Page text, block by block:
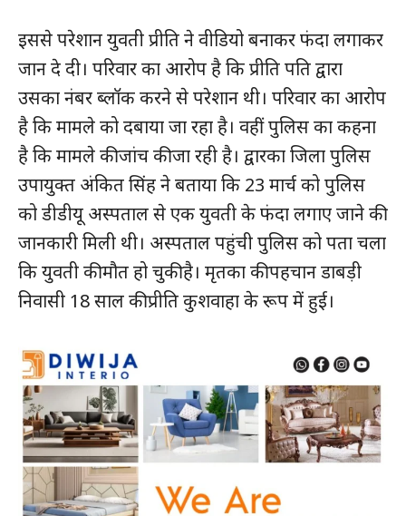
इससे परेशान युवती प्रीति ने वीडियो बनाकर फंदा लगाकर
जान दे दी। परिवार का आरोप है कि प्रीति पति द्वारा
उसका नंबर ब्लॉक करने से परेशान थी। परिवार का आरोप
है कि मामले को दबाया जा रहा है। वहीं पुलिस का कहना
है कि मामले की जांच की जा रही है। द्वारका जिला पुलिस
उपायुक्त अंकित सिंह ने बताया कि 23 मार्च को पुलिस
को डीडीयू अस्पताल से एक युवती के फंदा लगाए जाने की
जानकारी मिली थी। अस्पताल पहुंची पुलिस को पता चला
कि युवती की मौत हो चुकी है। मृतका की पहचान डाबड़ी
निवासी 18 साल की प्रीति कुशवाहा के रूप में हुई।